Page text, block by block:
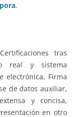
.
tras
real y sistema
electrónica, Firma
de datos auxiliar,
y concisa,
en otro